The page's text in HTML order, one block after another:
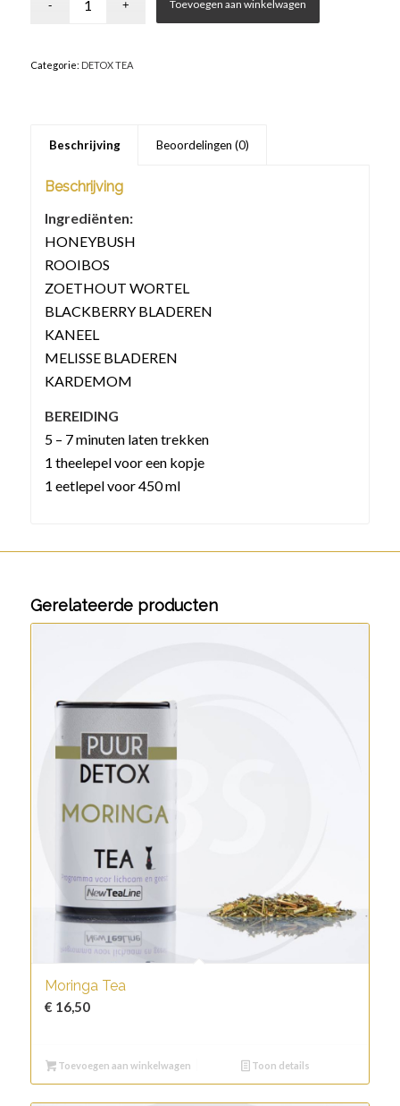
Toevoegen aan winkelwagen
Categorie: DETOX TEA
Beschrijving Beoordelingen (0)
Beschrijving
Ingrediënten:
HONEYBUSH
ROOIBOS
ZOETHOUT WORTEL
BLACKBERRY BLADEREN
KANEEL
MELISSE BLADEREN
KARDEMOM
BEREIDING
5 – 7 minuten laten trekken
1 theelepel voor een kopje
1 eetlepel voor 450 ml
Gerelateerde producten
Moringa Tea
€ 16,50
Toevoegen aan winkelwagen Toon details